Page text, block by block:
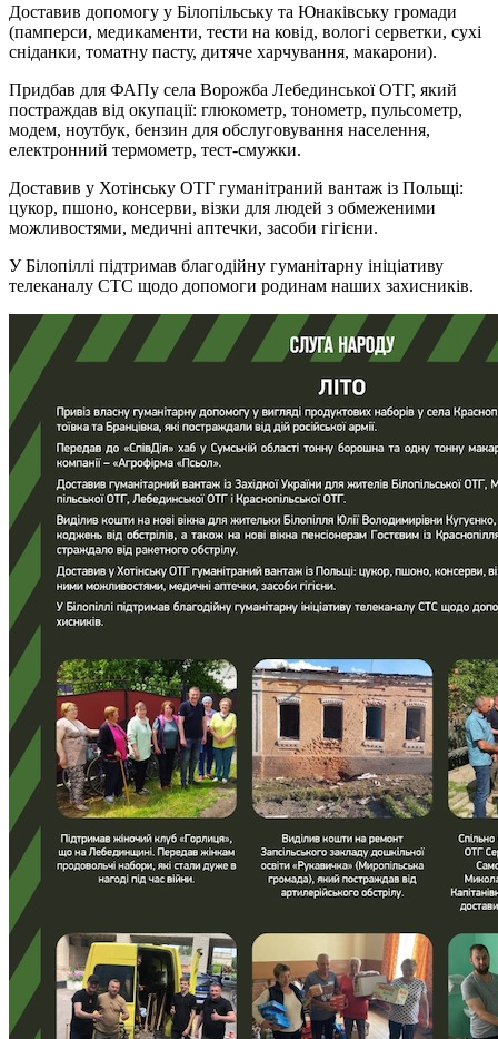
Доставив допомогу у Білопільську та Юнаківську громади
(памперси, медикаменти, тести на ковід, вологі серветки, сухі
сніданки, томатну пасту, дитяче харчування, макарони).
Придбав для ФАПу села Ворожба Лебединської ОТГ, який
постраждав від окупації: глюкометр, тонометр, пульсометр,
модем, ноутбук, бензин для обслуговування населення,
електронний термометр, тест-смужки.
Доставив у Хотінську ОТГ гуманітраний вантаж із Польщі:
цукор, пшоно, консерви, візки для людей з обмеженими
можливостями, медичні аптечки, засоби гігієни.
У Білопіллі підтримав благодійну гуманітарну ініціативу
телеканалу СТС щодо допомоги родинам наших захисників.